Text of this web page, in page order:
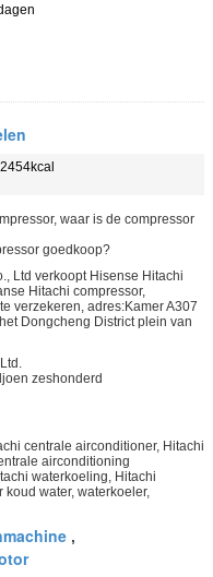
waar is de compressor
goedkoop?
Ltd verkoopt Hisense Hitachi
Hitachi compressor,
verzekeren, adres:Kamer A307
Dongcheng District plein van
zeshonderd
centrale airconditioner, Hitachi
airconditioning
waterkoeling, Hitachi
water, waterkoeler,
,